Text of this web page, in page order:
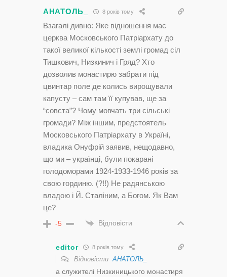
АНАТОЛЬ_ 8 років тому
Взагалі дивно: Яке відношення має
церква Московського Патріархату до
такої великої кількості землі громад сіл
Тишкович, Низкинич і Гряд? Хто
дозволив монастирю забрати під
цвинтар поле де колись вирощували
капусту – сам там її купував, ще за
“совєта”? Чому мовчать три сільські
громади? Між іншим, предстоятель
Московського Патріархату в Україні,
владика Онуфрій заявив, нещодавно,
що ми – українці, були покарані
голодоморами 1924-1933-1946 років за
свою гординю. (?!!) Не радянською
владою і Й. Сталіним, а Богом. Як Вам
це?
-5 Відповісти
editor 8 років тому
Відповісти АНАТОЛЬ_
а служителі Низкиницького монастиря